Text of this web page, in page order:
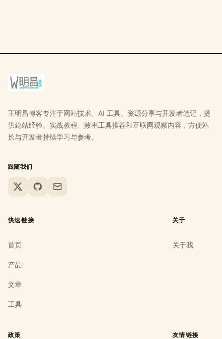
王明昌博客专注于网站技术、AI 工具、资源分享与开发者笔记，提
供建站经验、实战教程、效率工具推荐和互联网观察内容，方便站
长与开发者持续学习与参考。
跟随我们
X GitHubEmail
快速链接
首页
产品
文章
工具
关于
关于我
政策 友情链接